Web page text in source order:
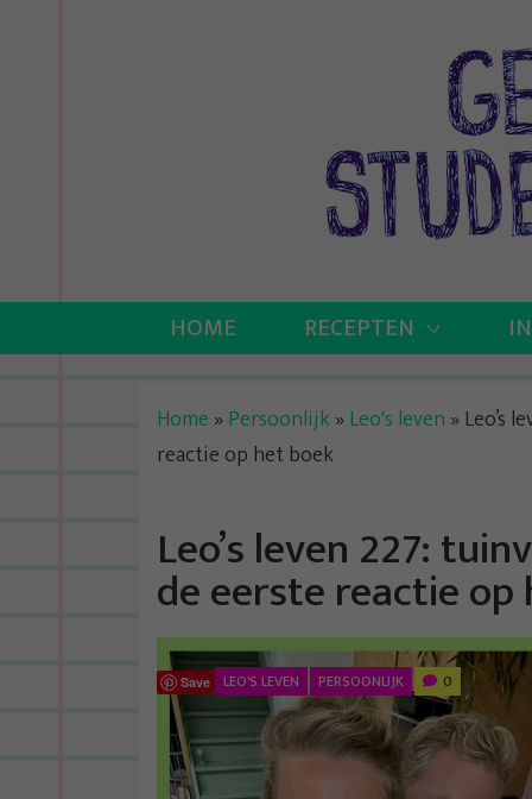
HOME RECEPTEN
Home » Persoonlijk» Leo's leven » Leo’s
reactie op het boek
Leo’s leven 227:
de eerste reactie op
Save LEO'S LEVEN PERSOONLIJK 0